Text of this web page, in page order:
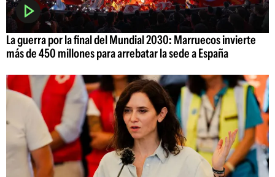
La guerra por la final del Mundial 2030: Marruecos invierte
más de 450 millones para arrebatar la sede a España